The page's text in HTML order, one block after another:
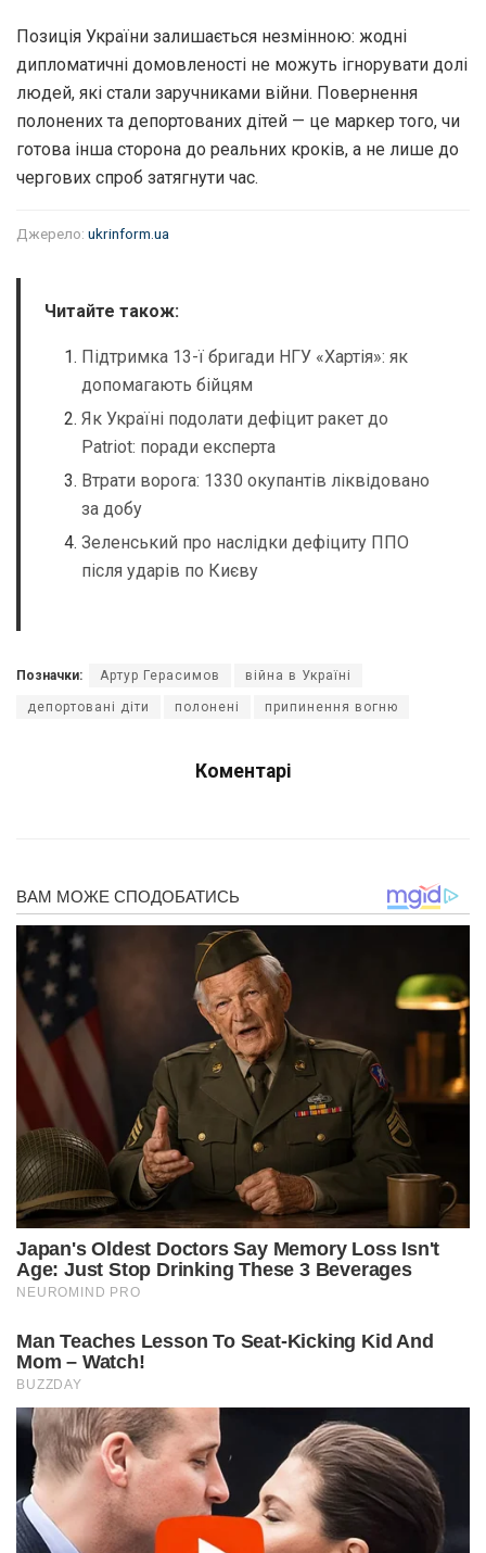
Позиція України залишається незмінною: жодні
дипломатичні домовленості не можуть ігнорувати долі
людей, які стали заручниками війни. Повернення
полонених та депортованих дітей — це маркер того, чи
готова інша сторона до реальних кроків, а не лише до
чергових спроб затягнути час.
Джерело: ukrinform.ua
Читайте також:
Підтримка 13-ї бригади НГУ «Хартія»: як
допомагають бійцям
Як Україні подолати дефіцит ракет до
Patriot: поради експерта
Втрати ворога: 1330 окупантів ліквідовано
за добу
Зеленський про наслідки дефіциту ППО
після ударів по Києву
Позначки: Артур Герасимов війна в Україні
депортовані діти полонені припинення вогню
Коментарі